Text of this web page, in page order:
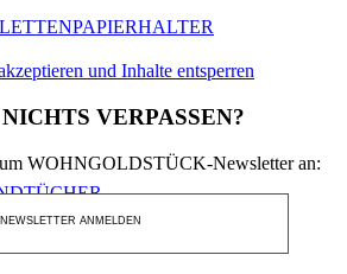
und Inhalte entsperren
VERPASSEN?
WOHNGOLDSTÜCK-Newsletter an:
ANMELDEN